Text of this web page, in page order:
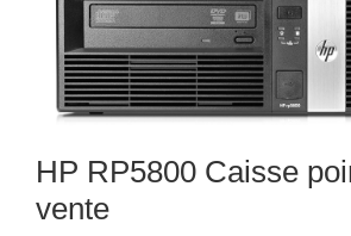
HP RP5800 Caisse
vente